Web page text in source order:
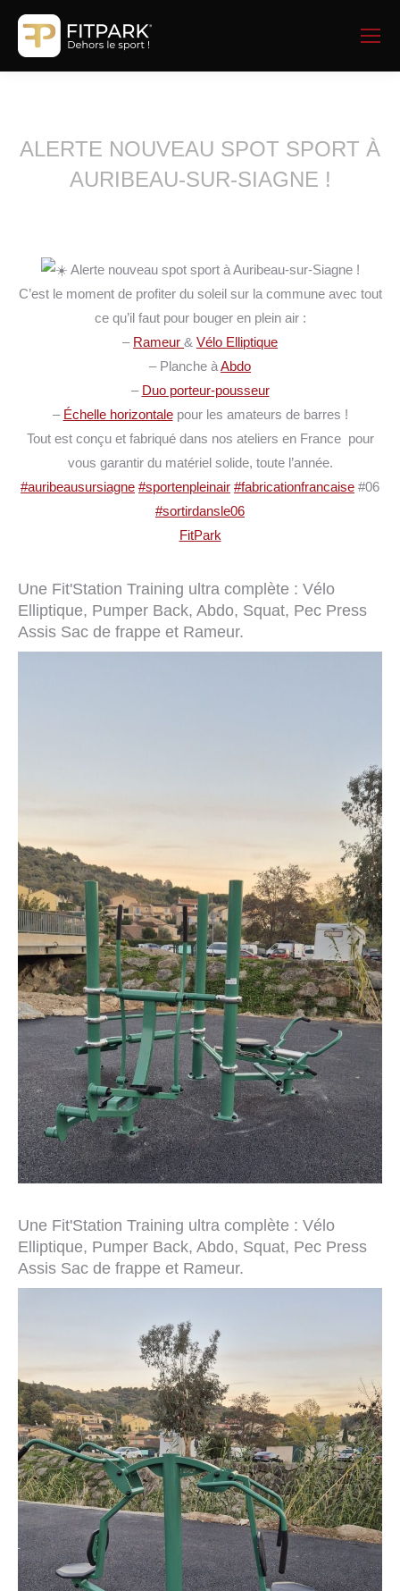
ALERTE NOUVEAU SPOT SPORT À
AURIBEAU-SUR-SIAGNE !
Alerte nouveau spot sport à Auribeau-sur-Siagne !
C’est le moment de profiter du soleil sur la commune avec tout
ce qu’il faut pour bouger en plein air :
– Rameur & Vélo Elliptique
–Planche àAbdo
– Duo porteur-pousseur
– Échelle horizontalepour les amateurs de barres !
Tout est conçu et fabriqué dans nos ateliers en France pour
vous garantir du matériel solide, toute l’année.
#auribeausursiagne #sportenpleinair #fabricationfrancaise #06
#sortirdansle06
FitPark
Une Fit'Station Training ultra complète : Vélo
Elliptique, Pumper Back, Abdo, Squat, Pec Press
Assis Sac de frappe et Rameur.
Une Fit'Station Training ultra complète : Vélo
Elliptique, Pumper Back, Abdo, Squat, Pec Press
Assis Sac de frappe et Rameur.